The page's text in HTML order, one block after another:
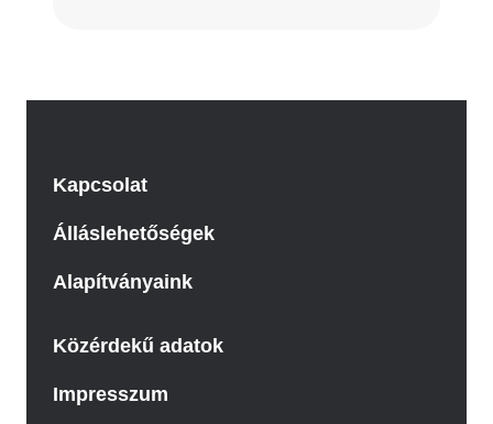
Kapcsolat
Álláslehetőségek
Alapítványaink
Közérdekű adatok
Impresszum